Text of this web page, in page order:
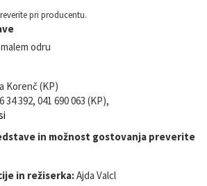
pri producentu.
odru
Korenč (KP)
34 392, 041 690 063 (KP),
in možnost gostovanja preverite
in režiserka:Ajda Valcl